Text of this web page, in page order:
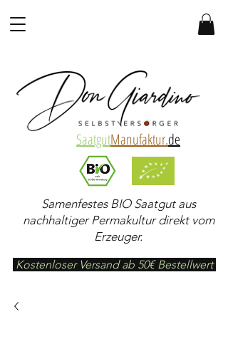
SaatgutManufaktur.de
Samenfestes BIO Saatgut aus
nachhaltiger Permakultur direkt vom
Erzeuger.
Kostenloser Versand ab 50€ Bestellwert